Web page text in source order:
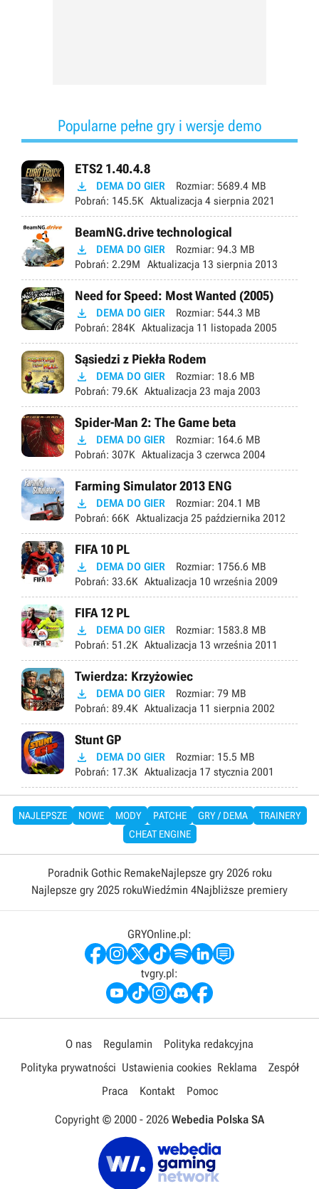
Popularne pełne gry i wersje demo
ETS2 1.40.4.8
 DEMA DO GIER Rozmiar: 5689.4 MB
Pobrań: 145.5K Aktualizacja 4 sierpnia 2021
BeamNG.drive technological
 DEMA DO GIER Rozmiar: 94.3 MB
Pobrań: 2.29M Aktualizacja 13 sierpnia 2013
Need for Speed: Most Wanted (2005)
 DEMA DO GIER Rozmiar: 544.3 MB
Pobrań: 284K Aktualizacja 11 listopada 2005
Sąsiedzi z Piekła Rodem
 DEMA DO GIER Rozmiar: 18.6 MB
Pobrań: 79.6K Aktualizacja 23 maja 2003
Spider-Man 2: The Game beta
 DEMA DO GIER Rozmiar: 164.6 MB
Pobrań: 307K Aktualizacja 3 czerwca 2004
Farming Simulator 2013 ENG
 DEMA DO GIER Rozmiar: 204.1 MB
Pobrań: 66K Aktualizacja 25 października 2012
FIFA 10 PL
 DEMA DO GIER Rozmiar: 1756.6 MB
Pobrań: 33.6K Aktualizacja 10 września 2009
FIFA 12 PL
 DEMA DO GIER Rozmiar: 1583.8 MB
Pobrań: 51.2K Aktualizacja 13 września 2011
Twierdza: Krzyżowiec
 DEMA DO GIER Rozmiar: 79 MB
Pobrań: 89.4K Aktualizacja 11 sierpnia 2002
Stunt GP
 DEMA DO GIER Rozmiar: 15.5 MB
Pobrań: 17.3K Aktualizacja 17 stycznia 2001
NAJLEPSZE NOWE MODY PATCHE GRY / DEMA
TRAINERY
CHEAT ENGINE
Poradnik Gothic RemakeNajlepsze gry 2026 roku
Najlepsze gry 2025 rokuWiedźmin 4Najbliższe premiery
GRYOnline.pl:
tvgry.pl:
O nas Regulamin
Polityka redakcyjna
Polityka prywatności Ustawienia cookies Reklama
Zespół
Praca
Kontakt Pomoc
Copyright © 2000 - 2026 Webedia Polska SA